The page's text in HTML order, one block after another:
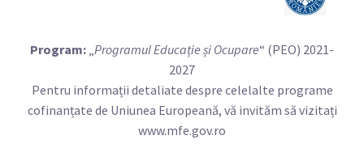
Program: „Programul Educație și Ocupare“ (PEO) 2021-
2027
Pentru informații detaliate despre celelalte programe
cofinanțate de Uniunea Europeană, vă invităm să vizitați
www.mfe.gov.ro